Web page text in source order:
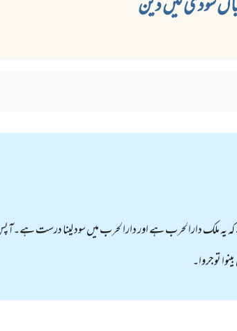
یہ ملک دارالحرب ہے اور دارالحرب میں سود لینا درست
توجروا۔